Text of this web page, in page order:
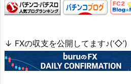
↓ FXの収支を公開してます♪(‘◇’)ゞ